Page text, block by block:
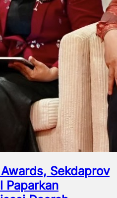
Sekdaprov
Paparkan